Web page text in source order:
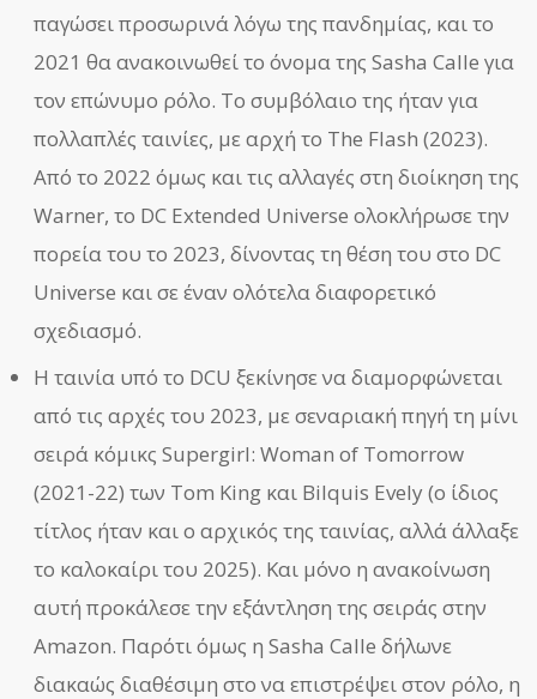
παγώσει προσωρινά λόγω της πανδημίας, και το
2021 θα ανακοινωθεί το όνομα της Sasha Calle για
τον επώνυμο ρόλο. Το συμβόλαιο της ήταν για
πολλαπλές ταινίες, με αρχή το The Flash (2023).
Από το 2022 όμως και τις αλλαγές στη διοίκηση της
Warner, το DC Extended Universe ολοκλήρωσε την
πορεία του το 2023, δίνοντας τη θέση του στο DC
Universe και σε έναν ολότελα διαφορετικό
σχεδιασμό.
Η ταινία υπό το DCU ξεκίνησε να διαμορφώνεται
από τις αρχές του 2023, με σεναριακή πηγή τη μίνι
σειρά κόμικς Supergirl: Woman of Tomorrow
(2021-22) των Tom King και Bilquis Evely (ο ίδιος
τίτλος ήταν και ο αρχικός της ταινίας, αλλά άλλαξε
το καλοκαίρι του 2025). Και μόνο η ανακοίνωση
αυτή προκάλεσε την εξάντληση της σειράς στην
Amazon. Παρότι όμως η Sasha Calle δήλωνε
διακαώς διαθέσιμη στο να επιστρέψει στον ρόλο, η